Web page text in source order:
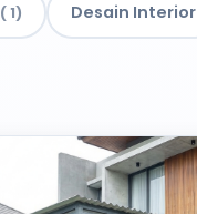
( 1) Desain Interior